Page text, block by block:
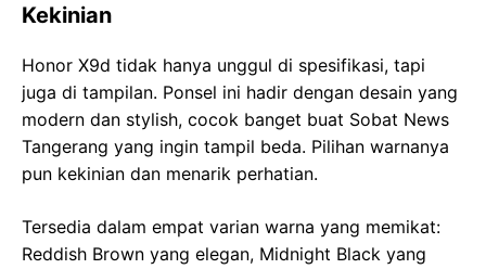
Kekinian
Honor X9d tidak hanya unggul di spesifikasi, tapi
juga di tampilan. Ponsel ini hadir dengan desain yang
modern dan stylish, cocok banget buat Sobat News
Tangerang yang ingin tampil beda. Pilihan warnanya
pun kekinian dan menarik perhatian.
Tersedia dalam empat varian warna yang memikat:
Reddish Brown yang elegan, Midnight Black yang